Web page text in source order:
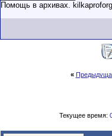
Помощь в архивах.
«
Текущее время: